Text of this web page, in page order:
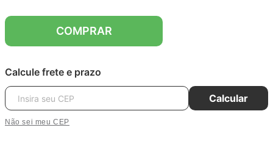
COMPRAR
Calcule frete e prazo
Calcular
Não sei meu CEP